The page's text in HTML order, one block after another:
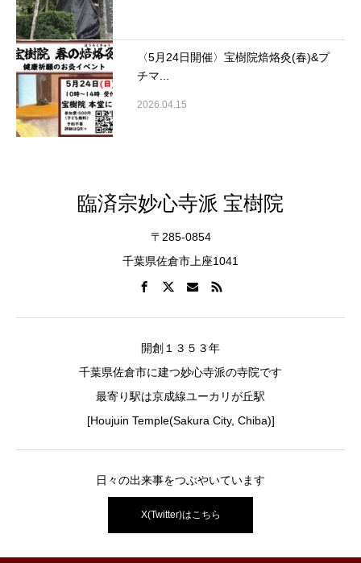
〈5月24日開催〉宝樹院焙烙灸(春)&プ
チマ...
2026.04.15
臨済宗妙心寺派 宝樹院
〒285-0854
千葉県佐倉市上座1041
開創１３５３年
千葉県佐倉市に建つ妙心寺派の寺院です
最寄り駅は京成線ユーカリが丘駅
[Houjuin Temple(Sakura City, Chiba)]
日々の出来事をつぶやいています
X(Twitter)はこちら